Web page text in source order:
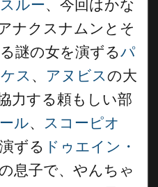
ルー、今回はかな
ナクスナムンとそ
謎の女を演ずるパ
ス 、 アヌビスの大
力する頼もしい部
ル、
スコーピオ
ずる ドゥエイン・
息子で、やんちゃ